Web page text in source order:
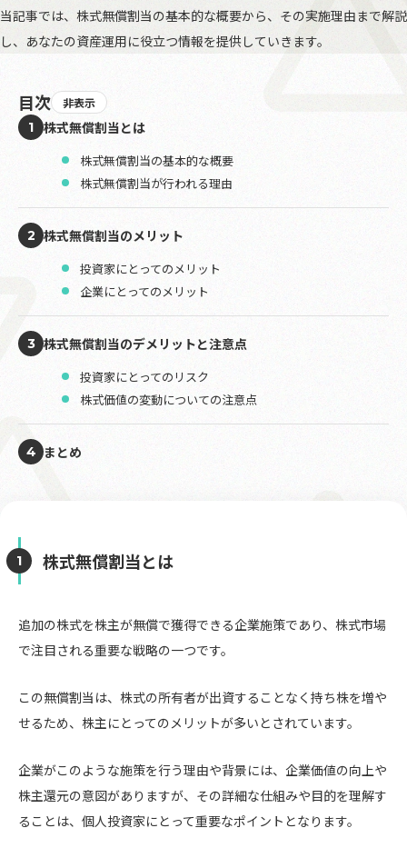
当記事では、株式無償割当の基本的な概要から、その実施理由まで解説
し、あなたの資産運用に役立つ情報を提供していきます。
目次 非表示
1 株式無償割当とは
株式無償割当の基本的な概要
株式無償割当が行われる理由
2 株式無償割当のメリット
投資家にとってのメリット
企業にとってのメリット
3 株式無償割当のデメリットと注意点
投資家にとってのリスク
株式価値の変動についての注意点
4 まとめ
株式無償割当とは
追加の株式を株主が無償で獲得できる企業施策であり、株式市場
で注目される重要な戦略の一つです。
この無償割当は、株式の所有者が出資することなく持ち株を増や
せるため、株主にとってのメリットが多いとされています。
企業がこのような施策を行う理由や背景には、企業価値の向上や
株主還元の意図がありますが、その詳細な仕組みや目的を理解す
ることは、個人投資家にとって重要なポイントとなります。